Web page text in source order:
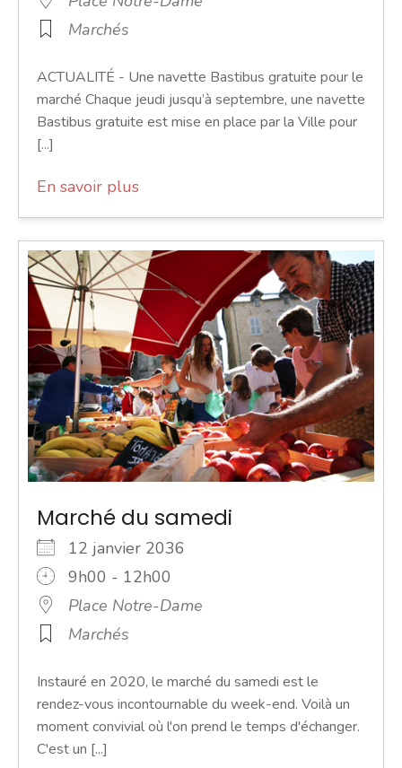
Marchés
ACTUALITÉ - Une navette Bastibus gratuite pour le
marché Chaque jeudi jusqu’à septembre, une navette
Bastibus gratuite est mise en place par la Ville pour
[...]
En savoir plus
Marché du samedi
12 janvier 2036
9h00 - 12h00
Place Notre-Dame
Marchés
Instauré en 2020, le marché du samedi est le
rendez-vous incontournable du week-end. Voilà un
moment convivial où l'on prend le temps d'échanger.
C'est un [...]